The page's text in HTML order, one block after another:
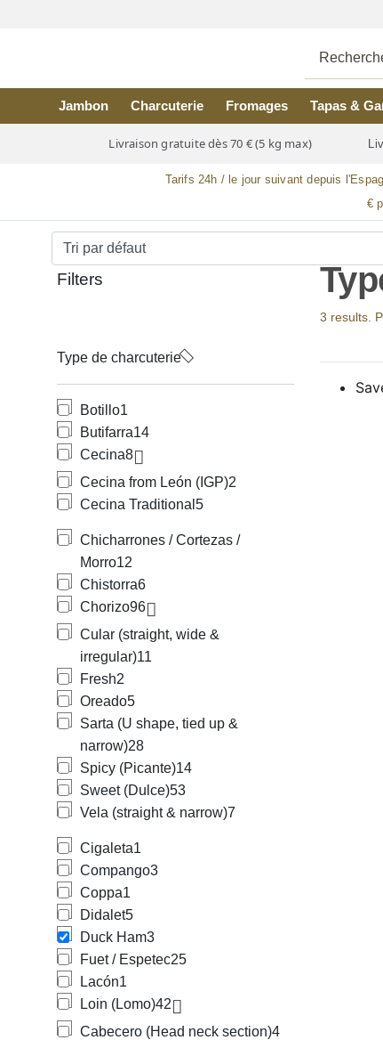
Jambon Charcuterie Fromages Tapas &
Livraison gratuite dès 70 € (5 kg max)
Tarifs 24h / le jour suivant depuis
€
Filters
Type de charcuterie
Botillo1
Butifarra14
Cecina8
Cecina from León (IGP)2
Cecina Traditional 5
Chicharrones / Cortezas /
Morro12
Chistorra6
Chorizo96
Cular (straight, wide &
irregular)11
Fresh2
Oreado5
Sarta (U shape, tied up &
narrow)28
Spicy (Picante)14
Sweet (Dulce)53
Vela (straight & narrow)7
Cigaleta1
Compango3
Coppa1
Didalet5
Duck Ham3
Fuet / Espetec25
Lacón1
Loin (Lomo)42
Cabecero (Head neck section)4
3 results.